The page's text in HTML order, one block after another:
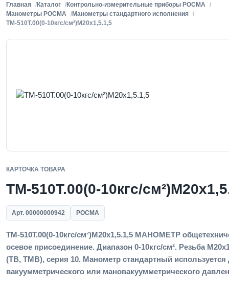
Главная Каталог
Контрольно-измерительные приборы РОСМА
Манометры РОСМА
Манометры стандартного исполнения
ТМ-510Т.00(0-10кгс/см²)M20x1,5.1,5
КАРТОЧКА ТОВАРА
ТМ-510Т.00(0-10кгс/
Арт. 00000000942 РОСМА
ТМ-510Т.00(0-10кгс/см²)M20x1,5.1,5 МАНОМЕТР
осевое присоединение. Диапазон 0-10кгс/см². Резьба
(ТВ, ТМВ), серия 10. Манометр стандартный
вакуумметрического или мановакуумметрического